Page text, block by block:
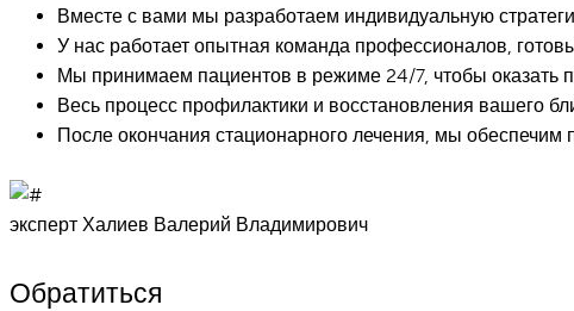
Вместе с вами мы разработаем индивидуальную
У нас работает опытная команда профессионалов,
Мы принимаем пациентов в режиме 24/7, чтобы оказать
Весь процесс профилактики и восстановления вашего
После окончания стационарного лечения, мы
эксперт Халиев Валерий Владимирович
Обратиться